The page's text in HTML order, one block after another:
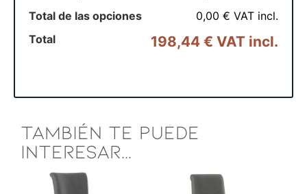
Total de las opciones
0,00 € VAT incl.
Total
198,44 € VAT incl.
TAMBIÉN TE PUEDE
INTERESAR...